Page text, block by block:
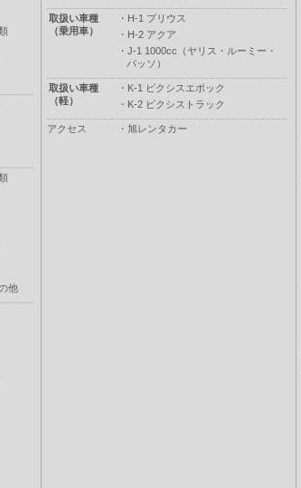
他
取扱い車種
（乗用車）
・ H-1 プリウス
・ H-2 アクア
・ J-1 1000cc（ヤリス・ルーミー・
パッソ）
取扱い車種
（軽）
・ K-1 ピクシスエポック
・ K-2 ピクシストラック
アクセス ・ 旭レンタカー